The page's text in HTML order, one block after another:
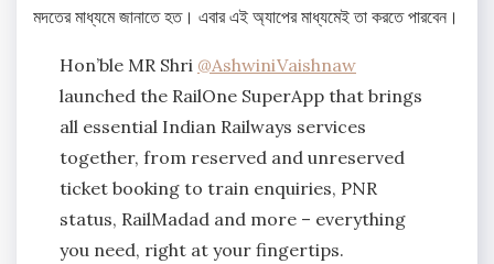
মদতের মাধ্যমে জানাতে হত। এবার এই অ্যাপের মাধ্যমেই তা করতে পারবেন।
Hon’ble MR Shri @AshwiniVaishnaw
launched the RailOne SuperApp that brings
all essential Indian Railways services
together, from reserved and unreserved
ticket booking to train enquiries, PNR
status, RailMadad and more – everything
you need, right at your fingertips.